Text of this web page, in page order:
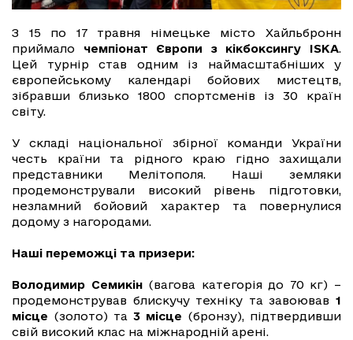
З 15 по 17 травня німецьке місто Хайльбронн
приймало чемпіонат Європи з кікбоксингу ISKA.
Цей турнір став одним із наймасштабніших у
європейському календарі бойових мистецтв,
зібравши близько 1800 спортсменів із 30 країн
світу.
У складі національної збірної команди України
честь країни та рідного краю гідно захищали
представники Мелітополя. Наші земляки
продемонстрували високий рівень підготовки,
незламний бойовий характер та повернулися
додому з нагородами.
Наші переможці та призери:
Володимир Семикін(вагова категорія до 70 кг) –
продемонстрував блискучу техніку та завоював 1
місце (золото) та 3 місце (бронзу), підтвердивши
свій високий клас на міжнародній арені.